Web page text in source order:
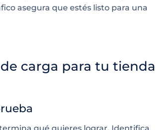
asegura que estés listo para una
carga para tu tienda